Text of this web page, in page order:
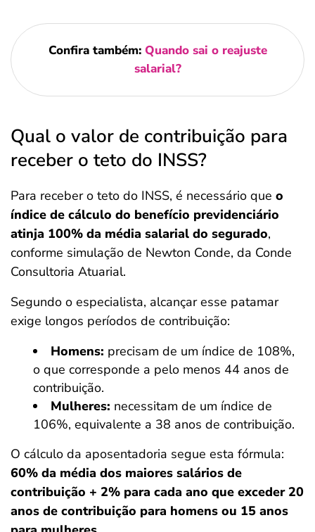
Confira também: Quando sai o reajuste
salarial?
Qual o valor de contribuição para
receber o teto do INSS?
Para receber o teto do INSS, é necessário que o
índice de cálculo do benefício previdenciário
atinja 100% da média salarial do segurado,
conforme simulação de Newton Conde, da Conde
Consultoria Atuarial.
Segundo o especialista, alcançar esse patamar
exige longos períodos de contribuição:
Homens: precisam de um índice de 108%,
o que corresponde a pelo menos 44 anos de
contribuição.
Mulheres: necessitam de um índice de
106%, equivalente a 38 anos de contribuição.
O cálculo da aposentadoria segue esta fórmula:
60% da média dos maiores salários de
contribuição + 2% para cada ano que exceder 20
anos de contribuição para homens ou 15 anos